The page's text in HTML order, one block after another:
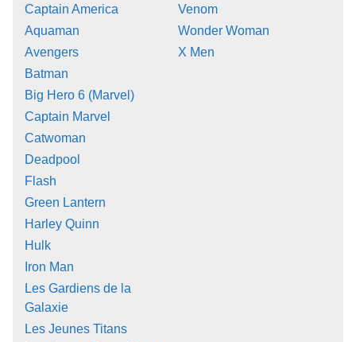
Captain America
Aquaman
Avengers
Batman
Big Hero 6 (Marvel)
Captain Marvel
Catwoman
Deadpool
Flash
Green Lantern
Harley Quinn
Hulk
Iron Man
Les Gardiens de la
Galaxie
Les Jeunes Titans
Venom
Wonder Woman
X Men